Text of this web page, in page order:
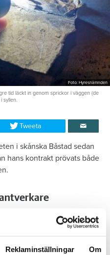
Reklaminställningar Om
Foto: Hyresnämnden
tid läckt in genom sprickor i väggen (de
syllen.
Tweeta
i skånska Båstad sedan
hans kontrakt prövats både
skulle byta ett
förra året som en spricka i
upptäcktes. Strax efter
en besiktning av